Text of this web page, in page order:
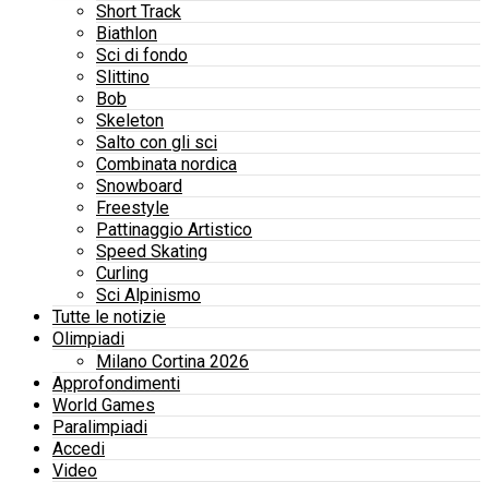
Short Track
Biathlon
Sci di fondo
Slittino
Bob
Skeleton
Salto con gli sci
Combinata nordica
Snowboard
Freestyle
Pattinaggio Artistico
Speed Skating
Curling
Sci Alpinismo
Tutte le notizie
Olimpiadi
Milano Cortina 2026
Approfondimenti
World Games
Paralimpiadi
Accedi
Video